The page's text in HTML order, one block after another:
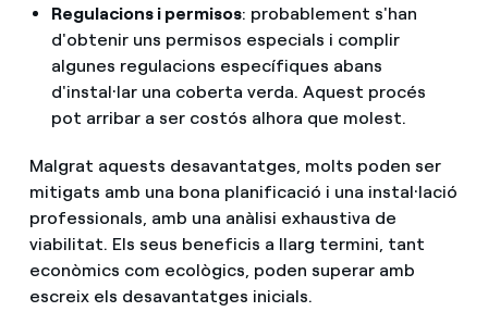
Regulacions i permisos: probablement s'han
d'obtenir uns permisos especials i complir
algunes regulacions específiques abans
d'instal·lar una coberta verda. Aquest procés
pot arribar a ser costós alhora que molest.
Malgrat aquests desavantatges, molts poden ser
mitigats amb una bona planificació i una instal·lació
professionals, amb una anàlisi exhaustiva de
viabilitat. Els seus beneficis a llarg termini, tant
econòmics com ecològics, poden superar amb
escreix els desavantatges inicials.